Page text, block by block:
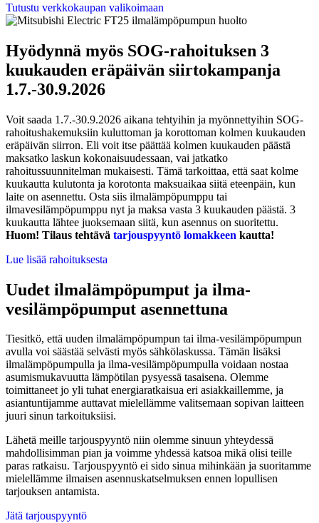
Tutustu verkkokaupan valikoimaan
Hyödynnä myös SOG-rahoituksen 3
kuukauden eräpäivän siirtokampanja
1.7.-30.9.2026
Voit saada 1.7.-30.9.2026 aikana tehtyihin ja myönnettyihin SOG-
rahoitushakemuksiin kuluttoman ja korottoman kolmen kuukauden
eräpäivän siirron. Eli voit itse päättää kolmen kuukauden päästä
maksatko laskun kokonaisuudessaan, vai jatkatko
rahoitussuunnitelman mukaisesti. Tämä tarkoittaa, että saat kolme
kuukautta kulutonta ja korotonta maksuaikaa siitä eteenpäin, kun
laite on asennettu. Osta siis ilmalämpöpumppu tai
ilmavesilämpöpumppu nyt ja maksa vasta 3 kuukauden päästä. 3
kuukautta lähtee juoksemaan siitä, kun asennus on suoritettu.
Huom! Tilaus tehtävä tarjouspyyntö lomakkeen kautta!
Lue lisää rahoituksesta
Uudet ilmalämpöpumput ja ilma-
vesilämpöpumput asennettuna
Tiesitkö, että uuden ilmalämpöpumpun tai ilma-vesilämpöpumpun
avulla voi säästää selvästi myös sähkölaskussa. Tämän lisäksi
ilmalämpöpumpulla ja ilma-vesilämpöpumpulla voidaan nostaa
asumismukavuutta lämpötilan pysyessä tasaisena. Olemme
toimittaneet jo yli tuhat energiaratkaisua eri asiakkaillemme, ja
asiantuntijamme auttavat mielellämme valitsemaan sopivan laitteen
juuri sinun tarkoituksiisi.
Lähetä meille tarjouspyyntö niin olemme sinuun yhteydessä
mahdollisimman pian ja voimme yhdessä katsoa mikä olisi teille
paras ratkaisu. Tarjouspyyntö ei sido sinua mihinkään ja suoritamme
mielellämme ilmaisen asennuskatselmuksen ennen lopullisen
tarjouksen antamista.
Jätä tarjouspyyntö